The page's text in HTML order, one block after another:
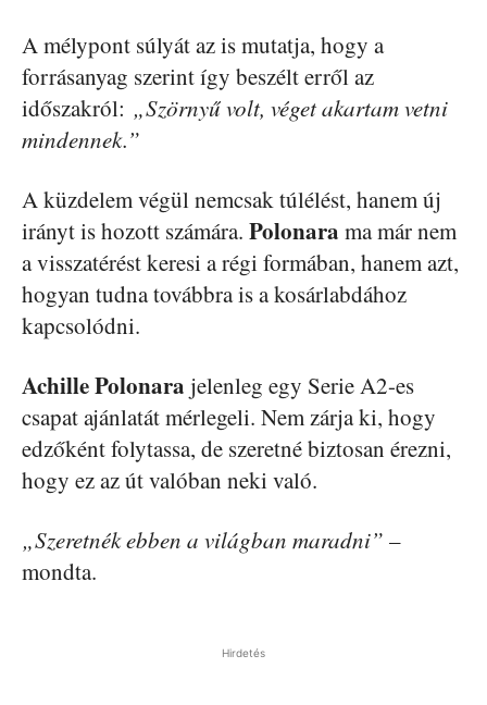
A mélypont súlyát az is mutatja, hogy a
forrásanyag szerint így beszélt erről az
időszakról: „Szörnyű volt, véget akartam vetni
mindennek.”
A küzdelem végül nemcsak túlélést, hanem új
irányt is hozott számára. Polonara ma már nem
a visszatérést keresi a régi formában, hanem azt,
hogyan tudna továbbra is a kosárlabdához
kapcsolódni.
Achille Polonara jelenleg egy Serie A2-es
csapat ajánlatát mérlegeli. Nem zárja ki, hogy
edzőként folytassa, de szeretné biztosan érezni,
hogy ez az út valóban neki való.
„Szeretnék ebben a világban maradni” –
mondta.
Hirdetés